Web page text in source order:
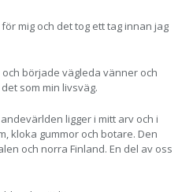
mig och det tog ett tag innan jag
började vägleda vänner och
som min livsväg.
ligger i mitt arv och i
kloka gummor och botare. Den
och norra Finland. En del av oss